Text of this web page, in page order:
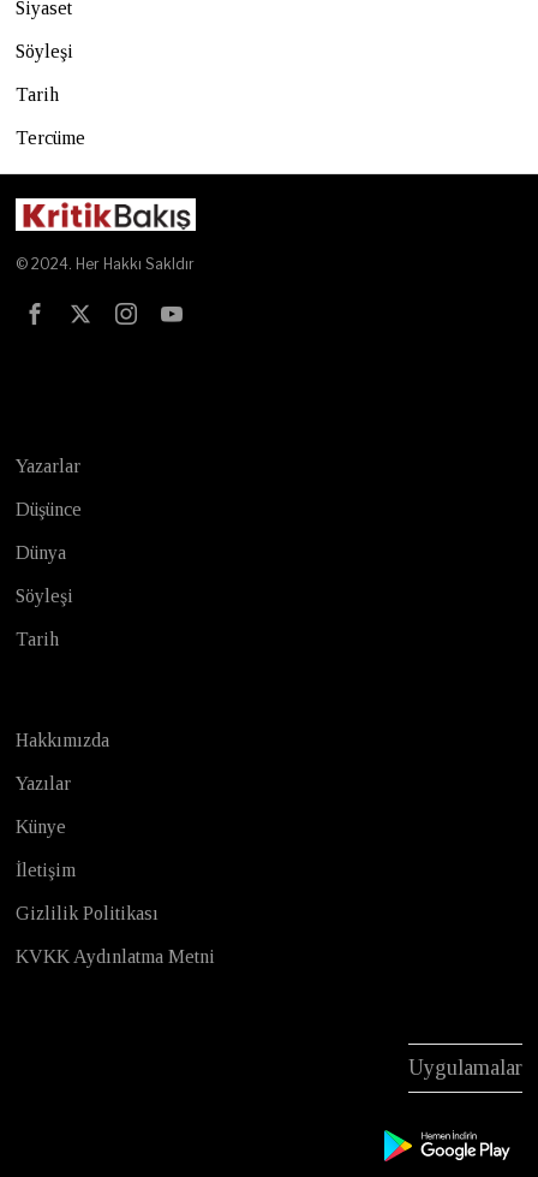
Siyaset
Söyleşi
Tarih
Tercüme
© 2024. Her Hakkı Sakldır
Yazarlar
Düşünce
Dünya
Söyleşi
Tarih
Hakkımızda
Yazılar
Künye
İletişim
Gizlilik Politikası
KVKK Aydınlatma Metni
Uygulamalar